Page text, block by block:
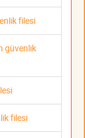
filesi
güvenlik
filesi